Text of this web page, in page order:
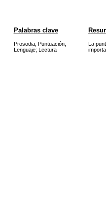
Palabras clave
Prosodia; Puntuación;
Lenguaje; Lectura
La